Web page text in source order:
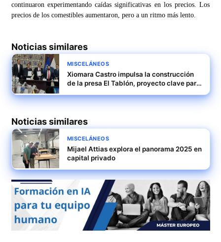
continuaron experimentando caídas significativas en los precios. Los
precios de los comestibles aumentaron, pero a un ritmo más lento.
Noticias similares
MISCELÁNEOS
Xiomara Castro impulsa la construcción
de la presa El Tablón, proyecto clave para
Noticias similares
MISCELÁNEOS
Mijael Attias explora el panorama 2025 en
capital privado